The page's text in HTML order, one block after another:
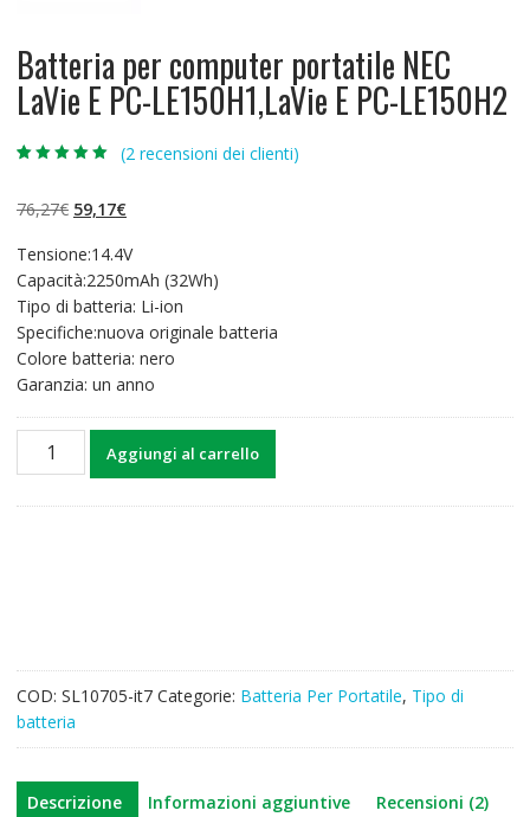
Batteria per computer portatile NEC
LaVie E PC-LE150H1,LaVie E PC-LE150H2
base di
recensioni
(2 recensioni dei clienti)
76,27€ Il
originale
era:
76,27€.
59,17€Il
attuale
è:
59,17€.
Tensione:14.4V
Capacità:2250mAh (32Wh)
Tipo di batteria: Li-ion
Specifiche:nuova originale batteria
Colore batteria: nero
Garanzia: un anno
Batteria
E
PC-
LE150H2
quantità
Aggiungi al carrello
COD: SL10705-it7 Categorie: Batteria Per Portatile, Tipo di
batteria
Descrizione Informazioni aggiuntive Recensioni (2)